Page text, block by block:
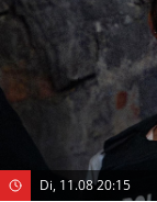
Di, 11.08 20:15